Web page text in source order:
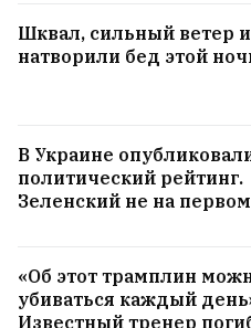
Шквал, сильный ветер
натворили бед этой
В Украине
политический рейтинг.
Зеленский не на
«Об этот трамплин
убиваться каждый
Известный тренер
В российском суде
неразвитым
доказывал, что это
собаки мальтипу,
сейчас живет